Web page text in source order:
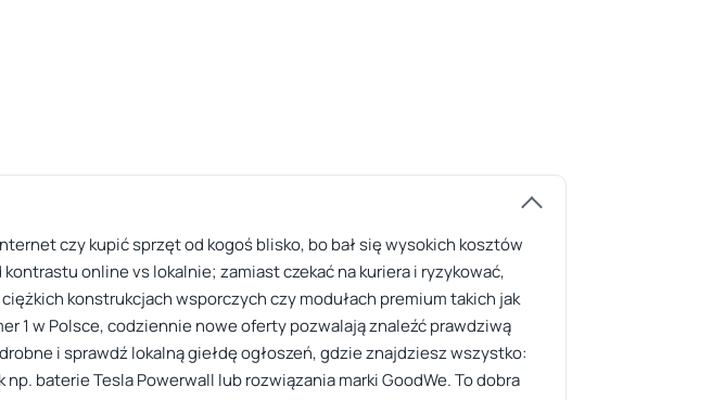
czy kupić sprzęt od kogoś blisko, bo bał się wysokich kosztów
online vs lokalnie; zamiast czekać na kuriera i ryzykować,
konstrukcjach wsporczych czy modułach premium takich jak
1 w Polsce, codziennie nowe oferty pozwalają znaleźć prawdziwą
i sprawdź lokalną giełdę ogłoszeń, gdzie znajdziesz wszystko:
baterie Tesla Powerwall lub rozwiązania marki GoodWe. To dobra